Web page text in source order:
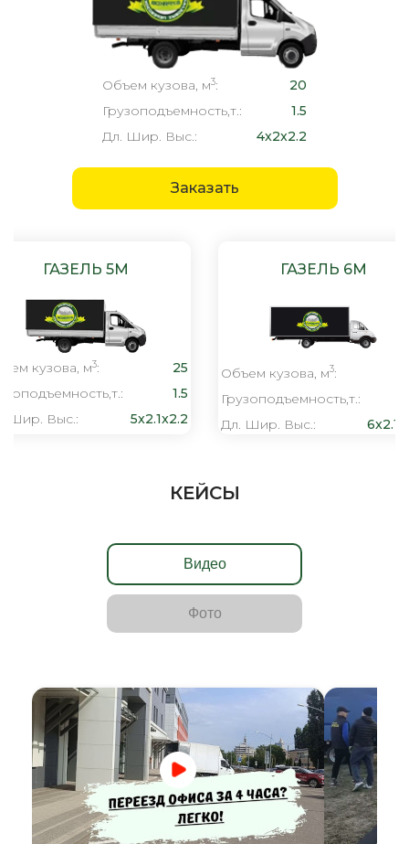
Объем кузова, м3:
20
Грузоподъемность,т.:
1.5
Дл. Шир. Выс.:
4x2x2.2
Заказать
ГАЗЕЛЬ 5М
кузова, м3:
25
1.5
Шир. Выс.:
5x2.1x2.2
ГАЗЕЛЬ 6М
Объем кузова, м3:
Грузоподъемность,т.:
Дл. Шир. Выс.:
КЕЙСЫ
Видео
Фото